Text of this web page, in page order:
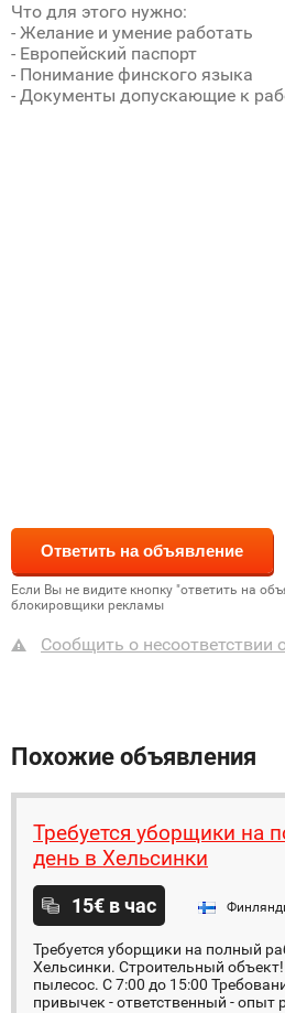
Что для этого нужно:
- Желание и умение работать
- Европейский паспорт
- Понимание финского языка
- Документы допускающие к
Если Вы не видите кнопку "ответить на
блокировщики рекламы
Сообщить о несоответствии
Похожие объявления
Требуется уборщики на
день в Хельсинки
15€ в час
Требуется уборщики на полный
Хельсинки. Строительный
пылесос. С 7:00 до 15:00
привычек - ответственный - опыт